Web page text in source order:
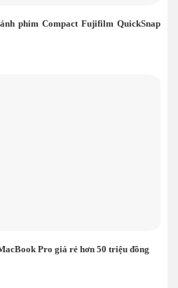
phim Compact Fujifilm QuickSnap
Pro giá rẻ hơn 50 triệu đồng